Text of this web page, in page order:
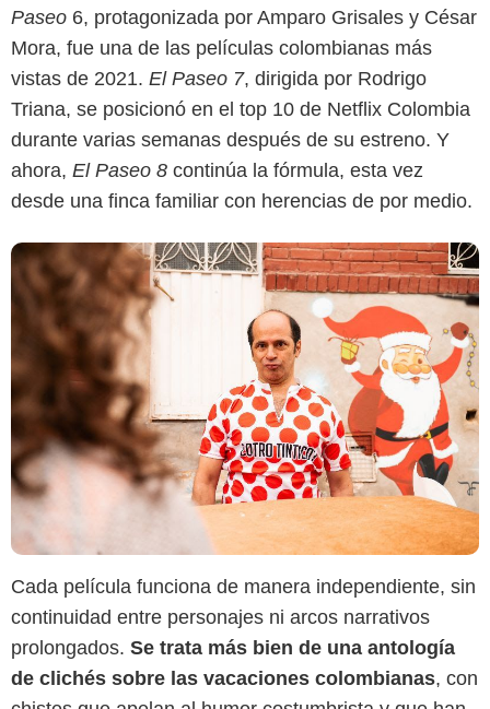
Paseo 6, protagonizada por Amparo Grisales y César
Mora, fue una de las películas colombianas más
vistas de 2021. El Paseo 7, dirigida por Rodrigo
Triana, se posicionó en el top 10 de Netflix Colombia
durante varias semanas después de su estreno. Y
ahora, El Paseo 8 continúa la fórmula, esta vez
desde una finca familiar con herencias de por medio.
Cada película funciona de manera independiente, sin
continuidad entre personajes ni arcos narrativos
prolongados. Se trata más bien de una antología
de clichés sobre las vacaciones colombianas, con